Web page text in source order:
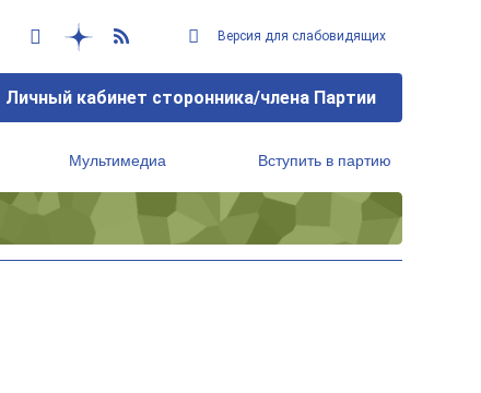
Версия для слабовидящих
Личный кабинет сторонника/члена Партии
Мультимедиа Вступить в партию